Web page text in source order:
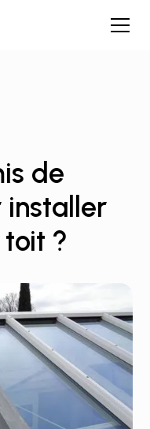
de
installer
?